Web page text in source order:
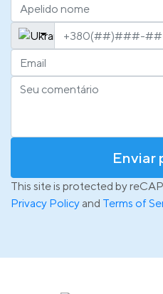
Enviar
This site is protected by
Privacy Policy and Terms of